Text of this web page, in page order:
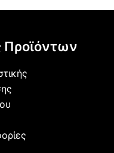
Προϊόντων